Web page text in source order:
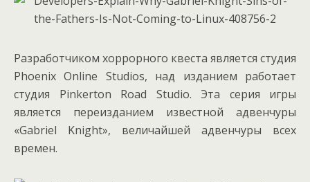
Разработчиком хоррорного квеста является студия
Phoenix Online Studios, над изданием работает
студия Pinkerton Road Studio. Эта серия игры
является переизданием известной адвенчуры
«Gabriel Knight», величайшей адвенчуры всех
времен.